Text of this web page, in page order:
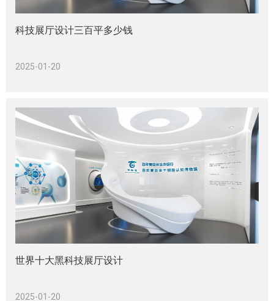
科技展厅设计三百平多少钱
2025-01-20
世界十大黑科技展厅设计
2025-01-20